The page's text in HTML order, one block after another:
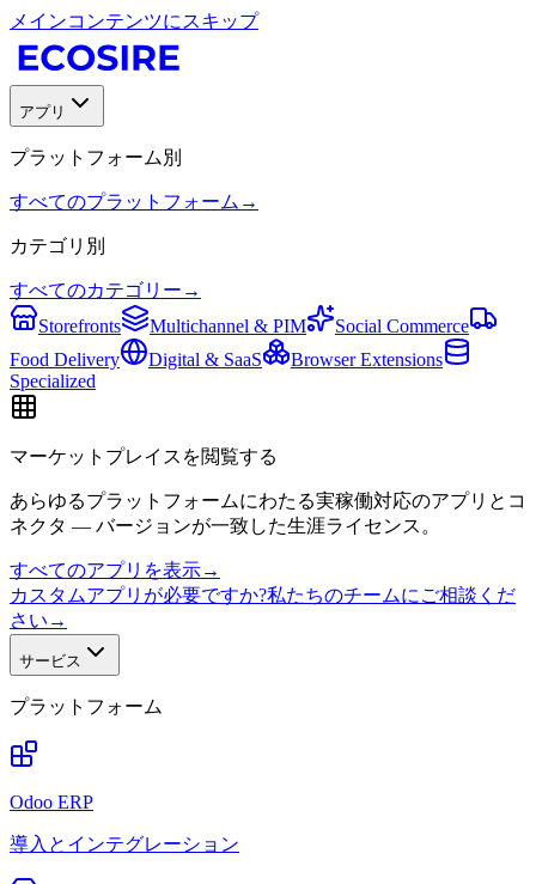
メインコンテンツにスキップ
アプリ
プラットフォーム別
すべてのプラットフォーム →
カテゴリ別
すべてのカテゴリー →
Storefronts
Multichannel & PIM
Social Commerce
Food Delivery
Digital & SaaS
Browser Extensions
Specialized
マーケットプレイスを閲覧する
あらゆるプラットフォームにわたる実稼働対応のアプリとコ
ネクタ — バージョンが一致した生涯ライセンス。
すべてのアプリを表示→
カスタムアプリが必要ですか?私たちのチームにご相談くだ
さい →
サービス
プラットフォーム
Odoo ERP
導入とインテグレーション